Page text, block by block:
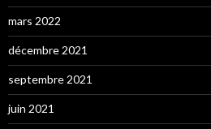
mars 2022
décembre 2021
septembre 2021
juin 2021